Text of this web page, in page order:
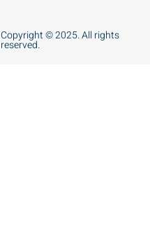
Copyright © 2025. All rights
reserved.